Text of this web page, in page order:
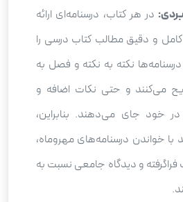
در هر کتاب، درسنامه‌ای ارائه
و دقیق مطالب کتاب درسی را
نکته به نکته و فصل به
می‌کنند و حتی نکات اضافه و
خود جای می‌دهند. بنابراین،
با خواندن درسنامه‌های مهروماه،
و دیدگاه جامعی نسبت به